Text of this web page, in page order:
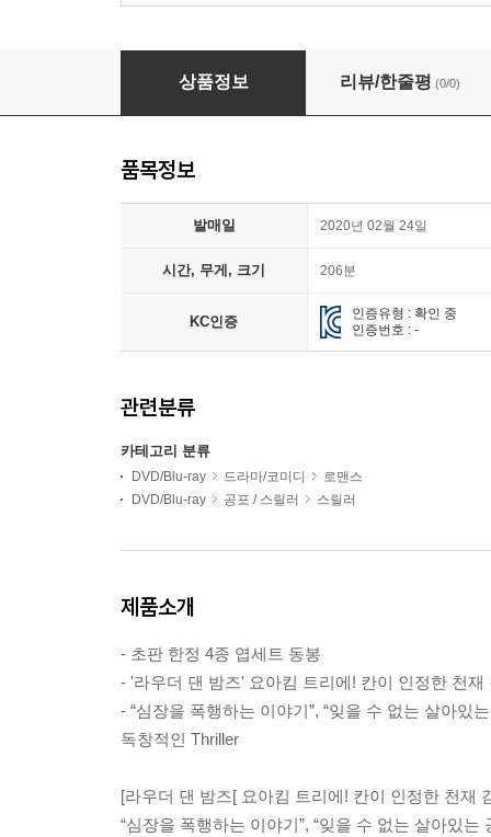
델마 (1Disc)
상품정보 리뷰/한줄평 (0/0)
품목정보
발매일 2020년 02월 24일
시간, 무게, 크기 206분
KC인증
인증유형 : 확인 중
인증번호 : -
관련분류
카테고리 분류
DVD/Blu-ray 드라마/코미디
로맨스
DVD/Blu-ray
공포 / 스릴러 스릴러
제품소개
- 초판 한정 4종 엽세트 동봉
- '라우더 댄 밤즈' 요아킴 트리에! 칸이 인정한 천재
- “심장을 폭행하는 이야기”, “잊을 수 없는 살아있
독창적인 Thriller
[라우더 댄 밤즈[ 요아킴 트리에! 칸이 인정한 천재
“심장을 폭행하는 이야기”, “잊을 수 없는 살아있